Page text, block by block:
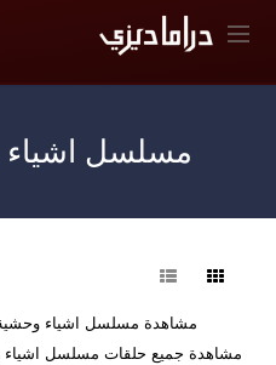
مسلسل
مشاهدة مسلسل اشياء وحشية
مشاهدة جميع حلقات مسلسل